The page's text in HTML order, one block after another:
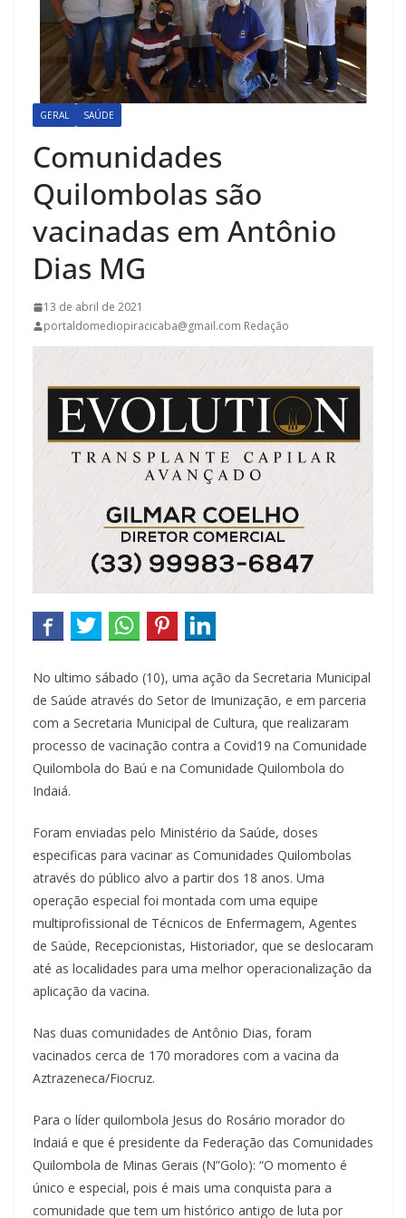
GERAL SAÚDE
Comunidades
Quilombolas são
vacinadas em Antônio
Dias MG
13 de abril de 2021
portaldomediopiracicaba@gmail.com Redação
No ultimo sábado (10), uma ação da Secretaria Municipal
de Saúde através do Setor de Imunização, e em parceria
com a Secretaria Municipal de Cultura, que realizaram
processo de vacinação contra a Covid19 na Comunidade
Quilombola do Baú e na Comunidade Quilombola do
Indaiá.
Foram enviadas pelo Ministério da Saúde, doses
especificas para vacinar as Comunidades Quilombolas
através do público alvo a partir dos 18 anos. Uma
operação especial foi montada com uma equipe
multiprofissional de Técnicos de Enfermagem, Agentes
de Saúde, Recepcionistas, Historiador, que se deslocaram
até as localidades para uma melhor operacionalização da
aplicação da vacina.
Nas duas comunidades de Antônio Dias, foram
vacinados cerca de 170 moradores com a vacina da
Aztrazeneca/Fiocruz.
Para o líder quilombola Jesus do Rosário morador do
Indaiá e que é presidente da Federação das Comunidades
Quilombola de Minas Gerais (N”Golo): “O momento é
único e especial, pois é mais uma conquista para a
comunidade que tem um histórico antigo de luta por